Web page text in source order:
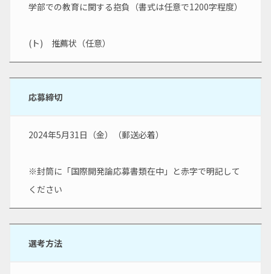
学部での教育に関する抱負（書式は任意で1200字程度）
(ト)　推薦状（任意）
応募締切
2024年5月31日（金）（郵送必着）
※封筒に「国際開発論応募書類在中」と赤字で明記して
ください
選考方法